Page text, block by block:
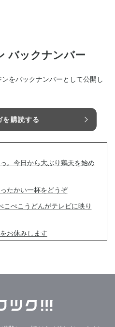
バックナンバー
をバックナンバーとして公開し
を購読する
。今日から大ぶり鶏天を始め
たかい一杯をどうぞ
こぺこうどんがテレビに映り
お休みします
の【最終日】！